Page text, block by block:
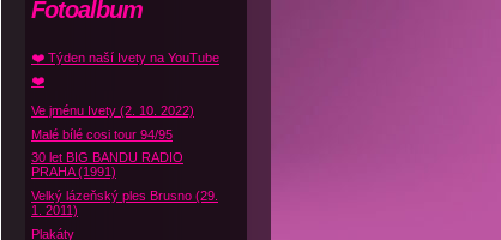
Fotoalbum
❤️ Týden naší Ivety na YouTube
❤️
Ve jménu Ivety (2. 10. 2022)
Malé bílé cosi tour 94/95
30 let BIG BANDU RADIO
PRAHA (1991)
Velký lázeňský ples Brusno (29.
1. 2011)
Plakáty